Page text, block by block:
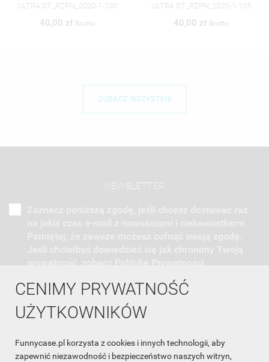
CENIMY PRYWATNOŚĆ
UŻYTKOWNIKÓW
Funnycase.pl korzysta z cookies i innych technologii, aby
zapewnić niezawodność i bezpieczeństwo naszych witryn,
ST_PZPN_2020-1-100
40,00 złBrutto
ULTRA ST_PZPN_2020-1-105
40,00 złBrutto
ZOBACZ WSZYSTKIE
NEWSLETTER
INFORMACJA O SKLEPIE